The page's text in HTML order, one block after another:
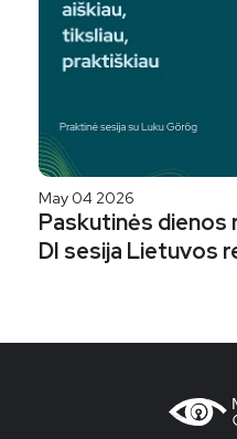
May 04 2026
Paskutinės
DI sesija Lietuvos